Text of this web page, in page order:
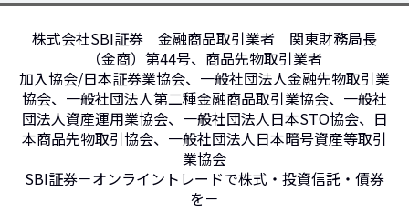
株式会社SBI証券 金融商品取引業者 関東財務局長
（金商）第44号、商品先物取引業者
加入協会/日本証券業協会、一般社団法人金融先物取引業
協会、一般社団法人第二種金融商品取引業協会、一般社
団法人資産運用業協会、一般社団法人日本STO協会、日
本商品先物取引協会、一般社団法人日本暗号資産等取引
業協会
SBI証券－オンライントレードで株式・投資信託・債券
を－